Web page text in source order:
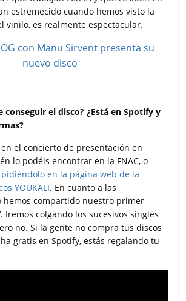
estremecido cuando hemos visto la
vinilo, es realmente espectacular.
conseguir el disco? ¿Está en Spotify y
el concierto de presentación en
lo podéis encontrar en la FNAC, o
pidiéndolo en la página web de la
YOUKALI. En cuanto a las
hemos compartido nuestro primer
’. Iremos colgando los sucesivos singles
no. Si la gente no compra tus discos
gratis en Spotify, estás regalando tu